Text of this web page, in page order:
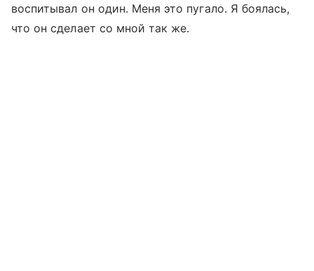
воспитывал он один. Меня это пугало. Я боялась,
что он сделает со мной так же.